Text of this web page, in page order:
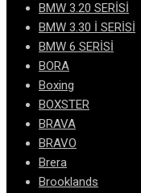
BMW 3.20 SERİSİ
BMW 3.30 İ SERİSİ
BMW 6 SERİSİ
BORA
Boxing
BOXSTER
BRAVA
BRAVO
Brera
Brooklands